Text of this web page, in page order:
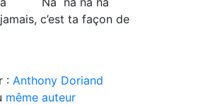
c’est ta façon de
: Anthony Doriand
même auteur